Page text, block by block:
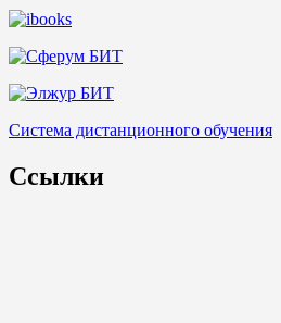
Система дистанционного обучения
Ссылки